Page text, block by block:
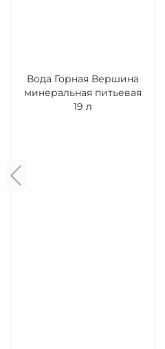
Вода Горная Вершина
минеральная питьевая
19 л